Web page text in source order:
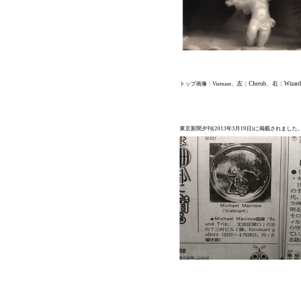
トップ画像：Vietnam、 左：Cherub、右：Wizard
東京新聞夕刊(2013年3月19日)に掲載されました。